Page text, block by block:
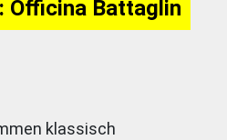
Officina Battaglin
klassisch